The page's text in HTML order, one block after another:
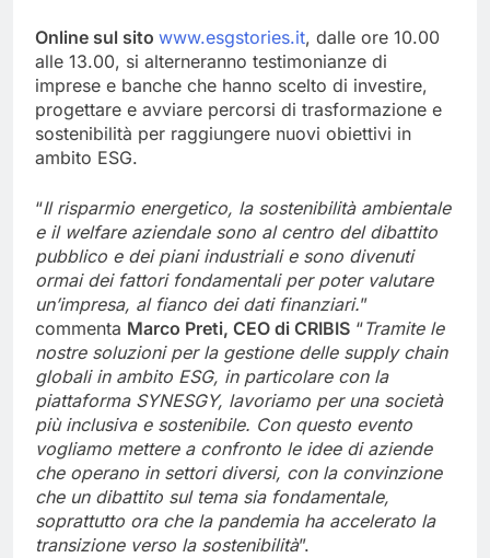
Online sul sito www.esgstories.it, dalle ore 10.00
alle 13.00, si alterneranno testimonianze di
imprese e banche che hanno scelto di investire,
progettare e avviare percorsi di trasformazione e
sostenibilità per raggiungere nuovi obiettivi in
ambito ESG.
“Il risparmio energetico, la sostenibilità ambientale
e il welfare aziendale sono al centro del dibattito
pubblico e dei piani industriali e sono divenuti
ormai dei fattori fondamentali per poter valutare
un’impresa, al fianco dei dati finanziari.”
commenta Marco Preti, CEO di CRIBIS “Tramite le
nostre soluzioni per la gestione delle supply chain
globali in ambito ESG, in particolare con la
piattaforma SYNESGY, lavoriamo per una società
più inclusiva e sostenibile. Con questo evento
vogliamo mettere a confronto le idee di aziende
che operano in settori diversi, con la convinzione
che un dibattito sul tema sia fondamentale,
soprattutto ora che la pandemia ha accelerato la
transizione verso la sostenibilità”.